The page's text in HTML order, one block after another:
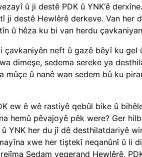
û ji destê PDK û YNK‘ê
ji destê Hewlêrê derkeve. Van her
û hêza ku bi van herdu
çavkaniyên neft û gazê bêyî ku gel
dimeşe, sedema sereke ya
mûçe û nanê wan sedem bû ku
ew ê wê rastiyê qebûl bike û
hemû pêvajoyê pêk were? Ger
YNK her du jî dê desthilatdariyê
xwe her tiştekî neqanûnî û li
Sedam vegerand Hewlêrê.